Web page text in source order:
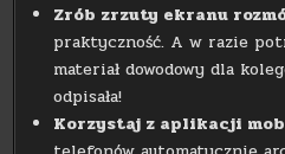
Zrób zrzuty ekranu
praktyczność. A w razie
materiał dowodowy dla
odpisała!
Korzystaj z aplikacji